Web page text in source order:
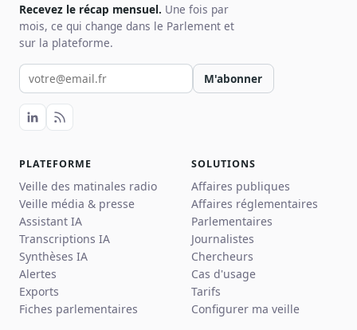
Recevez le récap mensuel. Une fois par
mois, ce qui change dans le Parlement et
sur la plateforme.
Votre email pour la newsletter
M'abonner
PLATEFORME
Veille des matinales radio
Veille média & presse
Assistant IA
Transcriptions IA
Synthèses IA
Alertes
Exports
Fiches parlementaires
SOLUTIONS
Affaires publiques
Affaires réglementaires
Parlementaires
Journalistes
Chercheurs
Cas d'usage
Tarifs
Configurer ma veille